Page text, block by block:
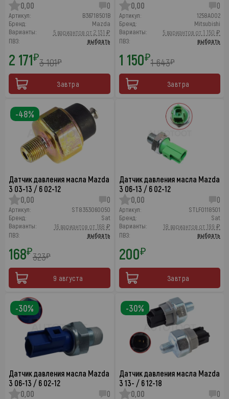
0,00
0
Артикул:
B36718501B
Бренд:
Mazda
Варианты:
5 вариантов от 2 131 ₽
ПВЗ:
выбрать
2 171₽3 101₽
Завтра
0,00
0
Артикул:
1258A002
Бренд:
Mitsubishi
Варианты:
5 вариантов от 1 150 ₽
ПВЗ:
выбрать
1 150₽1 643₽
Завтра
Датчик давления масла Mazda
3 03-13 / 6 02-12
0,00
0
Артикул:
ST8353060050
Бренд:
Sat
Варианты:
16 вариантов от 168 ₽
ПВЗ:
выбрать
168₽323₽
9 августа
-48%
Датчик давления масла Mazda
3 06-13 / 6 02-12
0,00
0
Артикул:
STLF0118501
Бренд:
Sat
Варианты:
18 вариантов от 199 ₽
ПВЗ:
выбрать
200₽
Завтра
Датчик давления масла Mazda
3 06-13 / 6 02-12
0,00
0
-30%
Датчик давления масла Mazda
3 13- / 6 12-18
0,00
0
-30%